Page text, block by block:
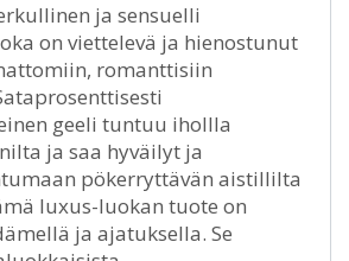
ja sensuelli
on viettelevä ja hienostunut
romanttisiin
geeli tuntuu ihollla
ja saa hyväilyt ja
pökerryttävän aistillilta
luxus-luokan tuote on
ja ajatuksella. Se